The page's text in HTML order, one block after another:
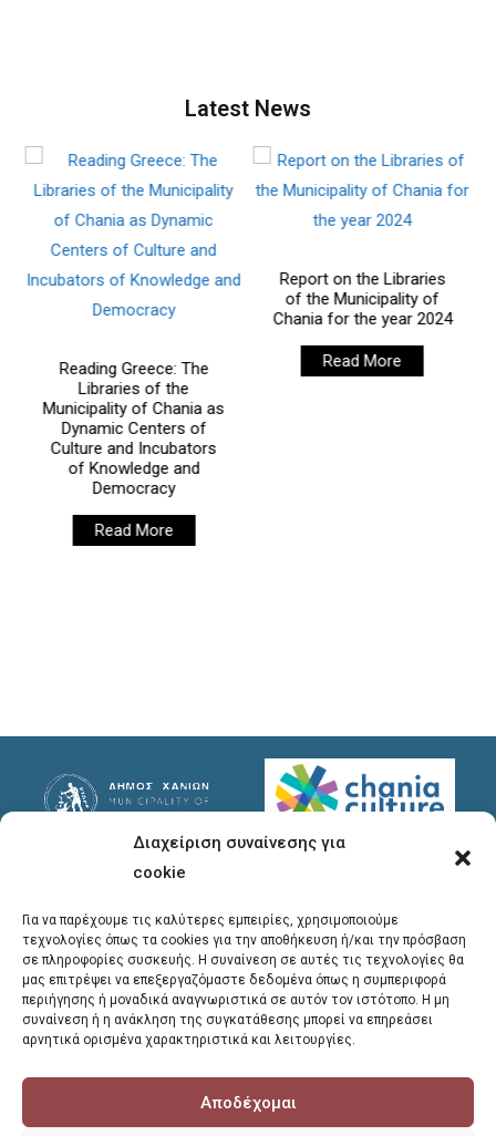
Διαχείριση συναίνεσης για
cookie
Για να παρέχουμε τις καλύτερες εμπειρίες, χρησιμοποιούμε
τεχνολογίες όπως τα cookies για την αποθήκευση ή/και την πρόσβαση
σε πληροφορίες συσκευής. Η συναίνεση σε αυτές τις τεχνολογίες θα
μας επιτρέψει να επεξεργαζόμαστε δεδομένα όπως η συμπεριφορά
περιήγησης ή μοναδικά αναγνωριστικά σε αυτόν τον ιστότοπο. Η μη
συναίνεση ή η ανάκληση της συγκατάθεσης μπορεί να επηρεάσει
αρνητικά ορισμένα χαρακτηριστικά και λειτουργίες.
Αποδέχομαι
Latest News
Reading Greece: The
Libraries of the
of Chania as
Dynamic Centers of
Culture and Incubators
of Knowledge and
Democracy
Read More
Report on the Libraries
of the Municipality of
Chania for the year 2024
Read More
Useful Links Useful Info
Chania, 731 35
Phones:
28213 41661
28213
E-mail
library@chania.gr